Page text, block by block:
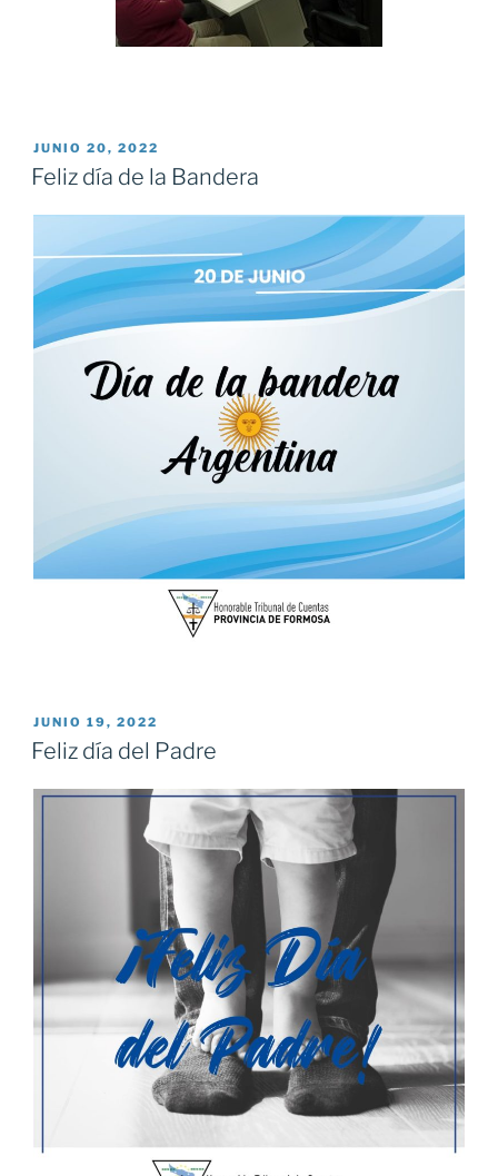
PUBLICADO
EL
JUNIO 20, 2022
Feliz día de la Bandera
PUBLICADO
EL
JUNIO 19, 2022
Feliz día del Padre